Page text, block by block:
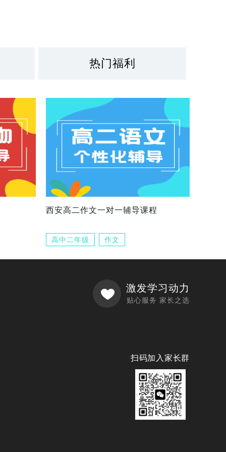
热门福利
西安高二作文一对一辅导课程
高中二年级 作文
激发学习动力
贴心服务 家长之选
扫码加入家长群